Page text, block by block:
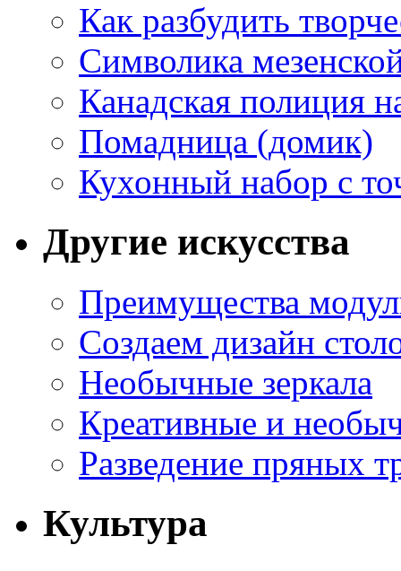
Как разбудить
Символика
Канадская полиция
Помадница (домик)
Кухонный набор с
Другие искусства
Преимущества
Создаем дизайн
Необычные зеркала
Креативные и
Разведение пряных
Культура